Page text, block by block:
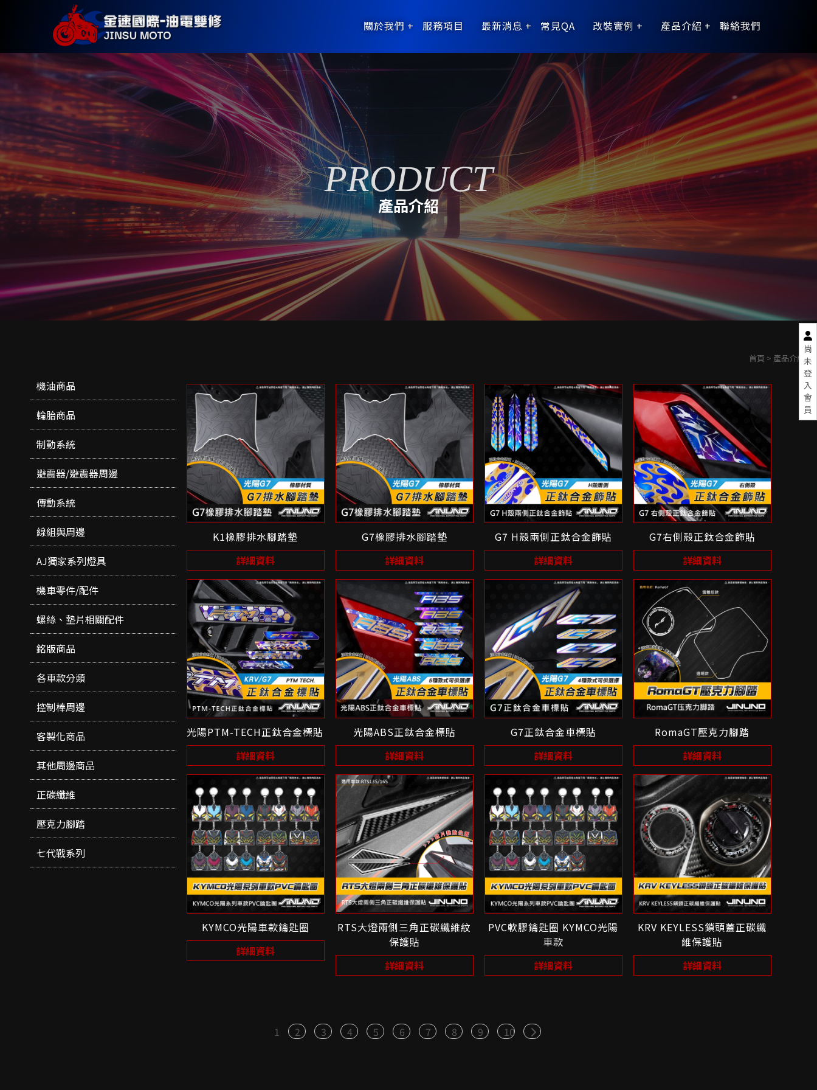
尚
未
登
入
會
員
關於我們 服務項目 最新消息 常見QA 改裝實例 產品介紹 聯絡我們
產品介紹
首頁 > 產品介紹
機油商品
輪胎商品
制動系統
避震器/避震器周邊
傳動系統
線組與周邊
AJ獨家系列燈具
機車零件/配件
螺絲、墊片相關配件
銘版商品
各車款分類
控制棒周邊
客製化商品
其他周邊商品
正碳纖維
壓克力腳踏
七代戰系列
K1橡膠排水腳踏墊
詳細資料
G7橡膠排水腳踏墊
詳細資料
G7 H殼兩側正鈦合金飾貼
詳細資料
G7右側殼正鈦合金飾貼
詳細資料
光陽PTM-TECH正鈦合金標貼
詳細資料
光陽ABS正鈦合金標貼
詳細資料
G7正鈦合金車標貼
詳細資料
RomaGT壓克力腳踏
詳細資料
KYMCO光陽車款鑰匙圈
詳細資料
RTS大燈兩側三角正碳纖維紋
保護貼
詳細資料
PVC軟膠鑰匙圈 KYMCO光陽
車款
詳細資料
KRV KEYLESS鎖頭蓋正碳纖
維保護貼
詳細資料
1 2 3 4 5 6 7 8 9 10